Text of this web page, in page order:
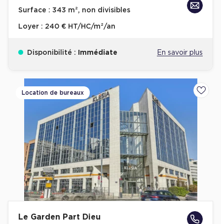
Surface : 343 m², non divisibles
Loyer : 240 € HT/HC/m²/an
Disponibilité : Immédiate En savoir plus
Location de bureaux
Le Garden Part Dieu